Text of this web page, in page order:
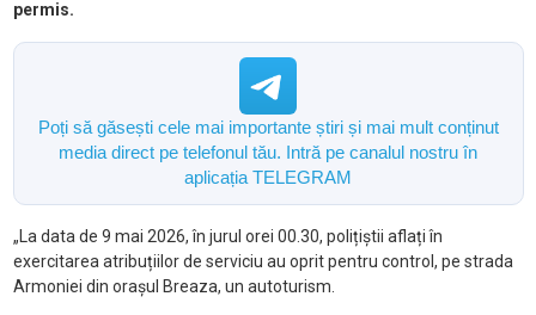
permis.
Poți să găsești cele mai importante știri și mai mult conținut
media direct pe telefonul tău. Intră pe canalul nostru în
aplicația TELEGRAM
„La data de 9 mai 2026, în jurul orei 00.30, polițiștii aflați în
exercitarea atribuțiilor de serviciu au oprit pentru control, pe strada
Armoniei din orașul Breaza, un autoturism.